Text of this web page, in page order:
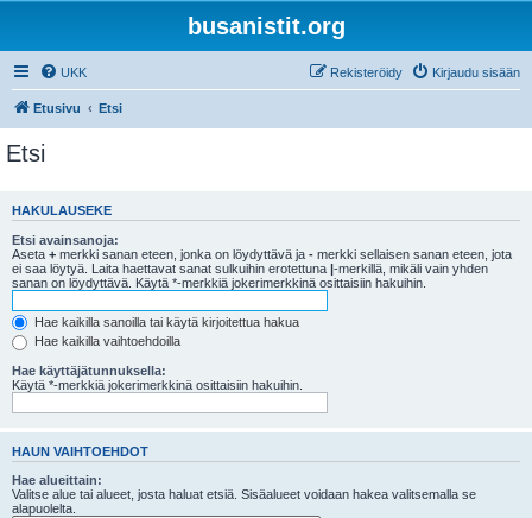
busanistit.org
UKK Kirjaudu sisään
Rekisteröidy
Etusivu Etsi
Etsi
HAKULAUSEKE
Etsi avainsanoja:
Aseta + merkki sanan eteen, jonka on löydyttävä ja - merkki sellaisen sanan eteen, jota
ei saa löytyä. Laita haettavat sanat sulkuihin erotettuna |-merkillä, mikäli vain yhden
sanan on löydyttävä. Käytä *-merkkiä jokerimerkkinä osittaisiin hakuihin.
Hae kaikilla sanoilla tai käytä kirjoitettua hakua
Hae kaikilla vaihtoehdoilla
Hae käyttäjätunnuksella:
Käytä *-merkkiä jokerimerkkinä osittaisiin hakuihin.
HAUN VAIHTOEHDOT
Hae alueittain:
Valitse alue tai alueet, josta haluat etsiä. Sisäalueet voidaan hakea valitsemalla se
alapuolelta.